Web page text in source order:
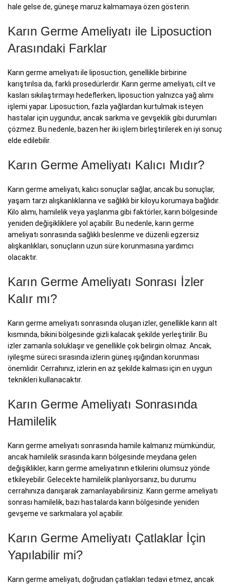
hale gelse de, güneşe maruz kalmamaya özen gösterin.
Karın Germe Ameliyatı ile Liposuction
Arasındaki Farklar
Karın germe ameliyatı ile liposuction, genellikle birbirine
karıştırılsa da, farklı prosedürlerdir. Karın germe ameliyatı, cilt ve
kasları sıkılaştırmayı hedeflerken, liposuction yalnızca yağ alımı
işlemi yapar. Liposuction, fazla yağlardan kurtulmak isteyen
hastalar için uygundur, ancak sarkma ve gevşeklik gibi durumları
çözmez. Bu nedenle, bazen her iki işlem birleştirilerek en iyi sonuç
elde edilebilir.
Karın Germe Ameliyatı Kalıcı Mıdır?
Karın germe ameliyatı, kalıcı sonuçlar sağlar, ancak bu sonuçlar,
yaşam tarzı alışkanlıklarına ve sağlıklı bir kiloyu korumaya bağlıdır.
Kilo alımı, hamilelik veya yaşlanma gibi faktörler, karın bölgesinde
yeniden değişikliklere yol açabilir. Bu nedenle, karın germe
ameliyatı sonrasında sağlıklı beslenme ve düzenli egzersiz
alışkanlıkları, sonuçların uzun süre korunmasına yardımcı
olacaktır.
Karın Germe Ameliyatı Sonrası İzler
Kalır mı?
Karın germe ameliyatı sonrasında oluşan izler, genellikle karın alt
kısmında, bikini bölgesinde gizli kalacak şekilde yerleştirilir. Bu
izler zamanla soluklaşır ve genellikle çok belirgin olmaz. Ancak,
iyileşme süreci sırasında izlerin güneş ışığından korunması
önemlidir. Cerrahınız, izlerin en az şekilde kalması için en uygun
teknikleri kullanacaktır.
Karın Germe Ameliyatı Sonrasında
Hamilelik
Karın germe ameliyatı sonrasında hamile kalmanız mümkündür,
ancak hamilelik sırasında karın bölgesinde meydana gelen
değişiklikler, karın germe ameliyatının etkilerini olumsuz yönde
etkileyebilir. Gelecekte hamilelik planlıyorsanız, bu durumu
cerrahınıza danışarak zamanlayabilirsiniz. Karın germe ameliyatı
sonrası hamilelik, bazı hastalarda karın bölgesinde yeniden
gevşeme ve sarkmalara yol açabilir.
Karın Germe Ameliyatı Çatlaklar İçin
Yapılabilir mi?
Karın germe ameliyatı, doğrudan çatlakları tedavi etmez, ancak